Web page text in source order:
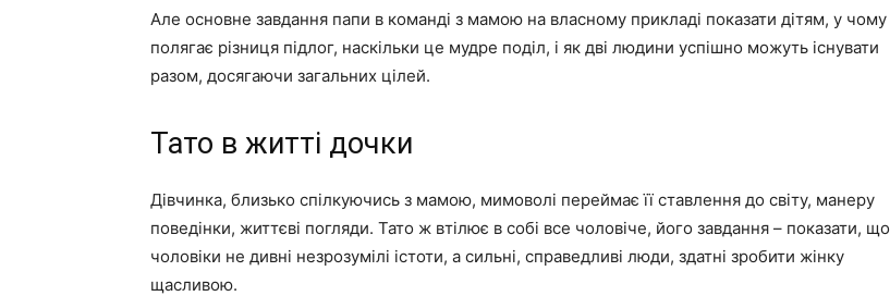
Але основне завдання папи в команді з мамою на власному прикладі показати дітям, у чому
полягає різниця підлог, наскільки це мудре поділ, і як дві людини успішно можуть існувати
разом, досягаючи загальних цілей.
Тато в житті дочки
Дівчинка, близько спілкуючись з мамою, мимоволі переймає її ставлення до світу, манеру
поведінки, життєві погляди. Тато ж втілює в собі все чоловіче, його завдання – показати, що
чоловіки не дивні незрозумілі істоти, а сильні, справедливі люди, здатні зробити жінку
щасливою.